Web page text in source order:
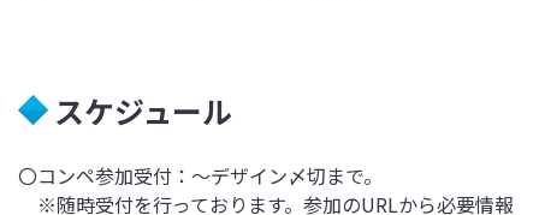
スケジュール
〇コンペ参加受付：～デザイン〆切まで。
※随時受付を行っております。参加のURLから必要情報